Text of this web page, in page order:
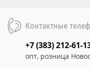
Контактные
+7 (383) 212-61-
опт, розница